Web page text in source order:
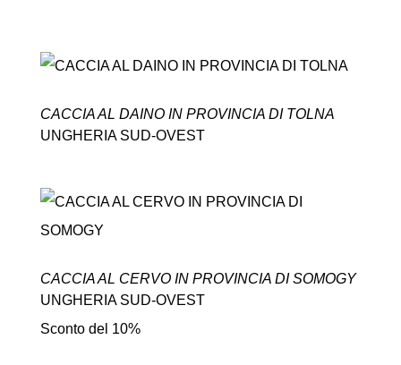
CACCIA AL DAINO IN PROVINCIA DI TOLNA
UNGHERIA SUD-OVEST
CACCIA AL CERVO IN PROVINCIA DI SOMOGY
UNGHERIA SUD-OVEST
Sconto del 10%